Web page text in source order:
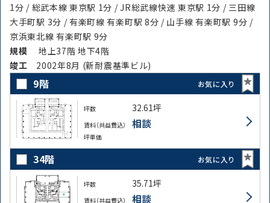
1分 / 総武本線 東京駅 1分 / JR総武線快速 東京駅 1分 / 三田線
大手町駅 3分 / 有楽町線 有楽町駅 8分 / 山手線 有楽町駅 9分 /
京浜東北線 有楽町駅 9分
規模
地上37階 地下4階
竣⼯ 2002年8月 (新耐震基準ビル)
9階 お気に入り
坪数 32.61坪
賃料（共益費込） 相談
坪単価
34階 お気に入り
坪数 35.71坪
賃料（共益費込） 相談